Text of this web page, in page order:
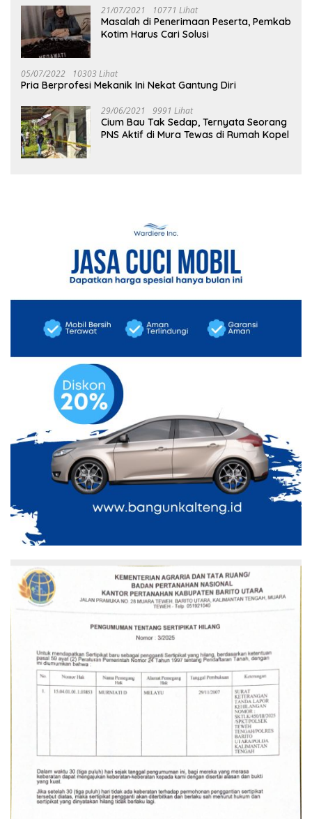
21/07/2021 10771 Lihat
Masalah di Penerimaan Peserta, Pemkab
Kotim Harus Cari Solusi
05/07/2022 10303 Lihat
Pria Berprofesi Mekanik Ini Nekat Gantung Diri
29/06/2021 9991 Lihat
Cium Bau Tak Sedap, Ternyata Seorang
PNS Aktif di Mura Tewas di Rumah Kopel